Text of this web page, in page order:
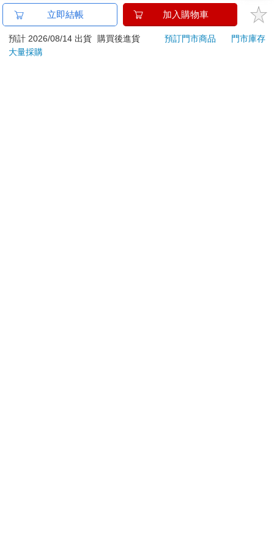
後，除商品本身有瑕疵外，將不提供7天的猶豫期：
易於腐敗、保存期限較短或解約時即將逾期。（如：生
鮮食品）
依消費者要求所為之客製化給付。（客製化商品）
立即結帳 加入購物車
預計 2026/08/14 出貨 購買後進貨 預訂門市商品
門市庫存
大量採購